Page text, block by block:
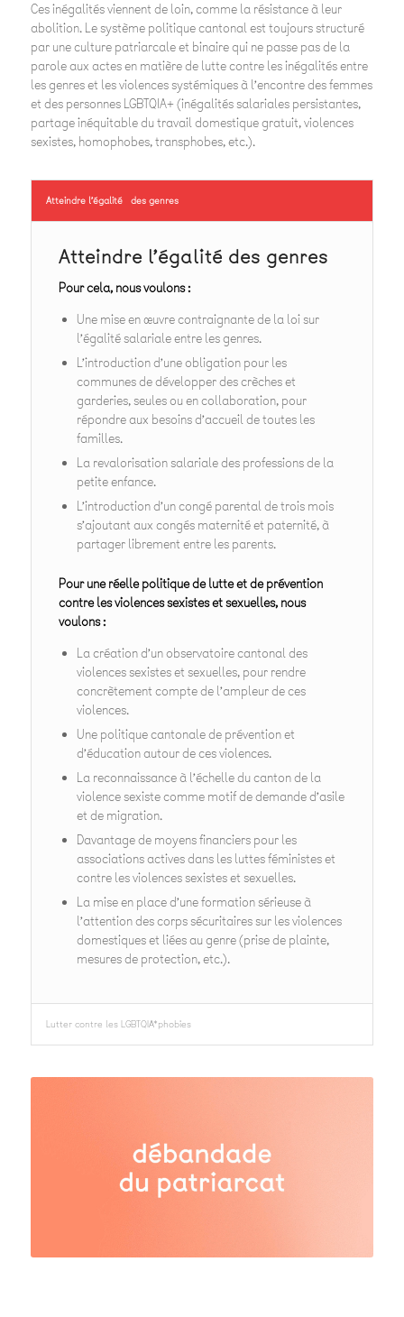
Ces inégalités viennent de loin, comme la résistance à leur
abolition. Le système politique cantonal est toujours structuré
par une culture patriarcale et binaire qui ne passe pas de la
parole aux actes en matière de lutte contre les inégalités entre
les genres et les violences systémiques à l’encontre des femmes
et des personnes LGBTQIA+ (inégalités salariales persistantes,
partage inéquitable du travail domestique gratuit, violences
sexistes, homophobes, transphobes, etc.).
Atteindre l’égalité des genres
Atteindre l’égalité des genres
Pour cela, nous voulons :
Une mise en œuvre contraignante de la loi sur
l’égalité salariale entre les genres.
L’introduction d’une obligation pour les
communes de développer des crèches et
garderies, seules ou en collaboration, pour
répondre aux besoins d’accueil de toutes les
familles.
La revalorisation salariale des professions de la
petite enfance.
L’introduction d’un congé parental de trois mois
s’ajoutant aux congés maternité et paternité, à
partager librement entre les parents.
Pour une réelle politique de lutte et de prévention
contre les violences sexistes et sexuelles, nous
voulons :
La création d’un observatoire cantonal des
violences sexistes et sexuelles, pour rendre
concrètement compte de l’ampleur de ces
violences.
Une politique cantonale de prévention et
d’éducation autour de ces violences.
La reconnaissance à l’échelle du canton de la
violence sexiste comme motif de demande d’asile
et de migration.
Davantage de moyens financiers pour les
associations actives dans les luttes féministes et
contre les violences sexistes et sexuelles.
La mise en place d’une formation sérieuse à
l’attention des corps sécuritaires sur les violences
domestiques et liées au genre (prise de plainte,
mesures de protection, etc.).
Lutter contre les LGBTQIA*phobies